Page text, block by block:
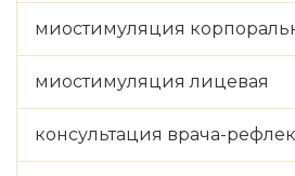
миостимуляция
миостимуляция лицевая
консультация врача-